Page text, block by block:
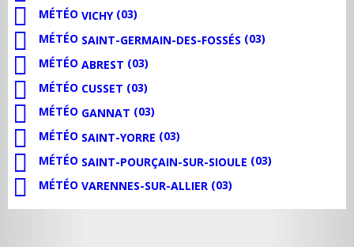
MÉTÉO VICHY (03)
MÉTÉO SAINT-GERMAIN-DES-FOSSÉS (03)
MÉTÉO ABREST (03)
MÉTÉO CUSSET (03)
MÉTÉO GANNAT (03)
MÉTÉO SAINT-YORRE (03)
MÉTÉO SAINT-POURÇAIN-SUR-SIOULE (03)
MÉTÉO VARENNES-SUR-ALLIER (03)